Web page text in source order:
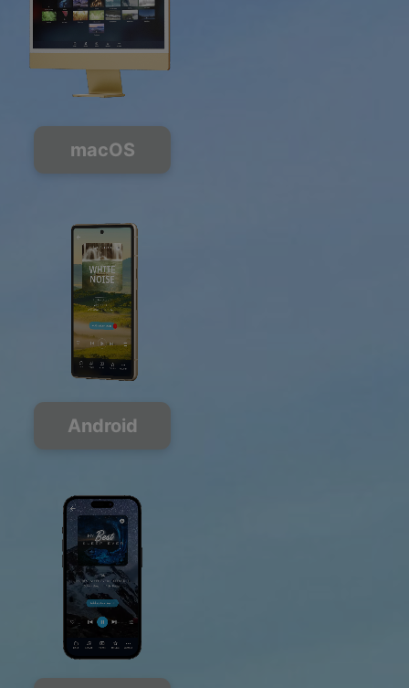
macOS
Android